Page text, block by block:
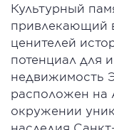
Культурный
привлекающий
ценителей
потенциал для
недвижимость
расположен на
окружении
наследия